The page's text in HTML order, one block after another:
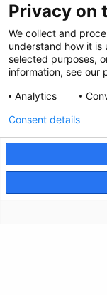
Privacy Policy
Envianos
Haz una
Privacy on
We collect and
understand how it is
selected purposes,
information, see our
Analytics
Consent details